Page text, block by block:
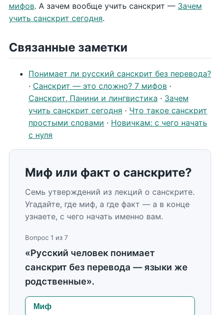
мифов. А зачем вообще учить санскрит — Зачем
учить санскрит сегодня.
Связанные заметки
Понимает ли русский санскрит без перевода?
· Санскрит — это сложно? 7 мифов ·
Санскрит, Панини и лингвистика · Зачем
учить санскрит сегодня · Что такое санскрит
простыми словами · Новичкам: с чего начать
с нуля
Миф или факт о санскрите?
Семь утверждений из лекций о санскрите.
Угадайте, где миф, а где факт — а в конце
узнаете, с чего начать именно вам.
Вопрос 1 из 7
«Русский человек понимает
санскрит без перевода — языки же
родственные».
Миф